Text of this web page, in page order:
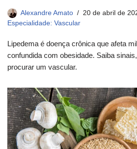
Alexandre Amato
20 de abril de
Especialidade: Vascular
Lipedema é doença crônica que afeta
confundida com obesidade. Saiba
procurar um vascular.